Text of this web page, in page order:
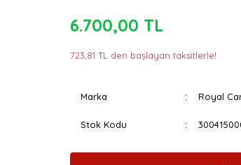
6.700,00 TL
723,81 TL den başlayan taksitlerle!
Marka Royal
Stok Kodu